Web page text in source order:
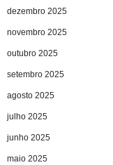
dezembro 2025
novembro 2025
outubro 2025
setembro 2025
agosto 2025
julho 2025
junho 2025
maio 2025